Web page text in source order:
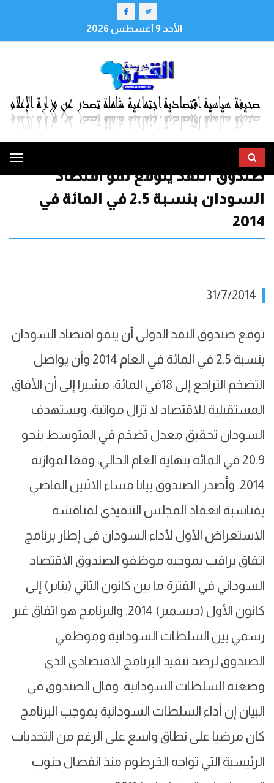
الأحد 9 أغسطس 2026
صندوق النقد يتوقع نمو اقتصاد
السودان بنسبة 2.5 في المائة في
2014
31/7/2014
توقع صندوق النقد الدولي أن ينمو اقتصاد السودان
بنسبة 2.5 في المائة في العام 2014 وأن يواصل
التضخم التراجع إلى 18في المائة، مشيرا إلى أن الأفاق
المستقبلية للاقتصاد لا تزال مواتية. ويستهدف
السودان تحقيق معدل تضخم في المتوسط بنحو
20.9 في المائة بنهاية العام الحالي، وفقا لموازنة
2014. وأصدر الصندوق بيانا مساء الاثنين الماضي
بمناسبة انعقاد المجلس التنفيذي لمناقشة
الاستعراض الأول لأداء السودان في إطار برنامج
اتفاق يراقب بموجبه موظفو الصندوق الاقتصاد
السوداني في الفترة ما بين كانون الثاني (يناير) إلى
كانون الأول (ديسمبر) 2014. والبرنامج هو اتفاق غير
رسمي بين السلطات السودانية وموظفي
الصندوق لرصد تنفيذ البرنامج الاقتصادي الذي
وضعته السلطات السودانية. وقال الصندوق في
البيان إن أداء السلطات السودانية بموجب البرنامج
كان مرضيا على نطاق واسع على الرغم من التحديات
الرئيسية التي تواجه الخرطوم منذ انفصال جنوب